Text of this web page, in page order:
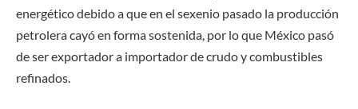
energético debido a que en el sexenio pasado la producción
petrolera cayó en forma sostenida, por lo que México pasó
de ser exportador a importador de crudo y combustibles
refinados.